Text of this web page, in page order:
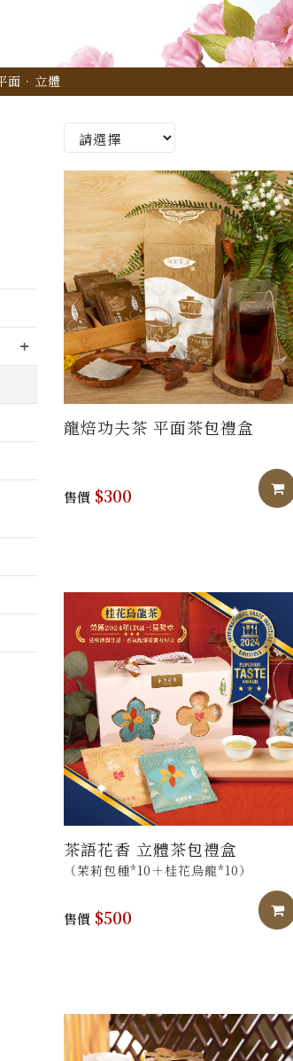
面．立體
龍焙功夫茶 平面茶包禮盒
售價 $300
茶語花香 立體茶包禮盒
（茉莉包種*10＋桂花烏龍*10）
售價 $500